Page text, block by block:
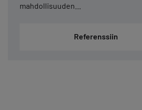
mahdollisuuden…
Referenssiin